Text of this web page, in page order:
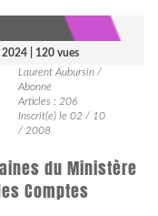
| 120 vues
Laurent Aubursin /
Abonné
Articles : 206
Inscrit(e) le 02 / 10
/ 2008
du Ministère
Comptes